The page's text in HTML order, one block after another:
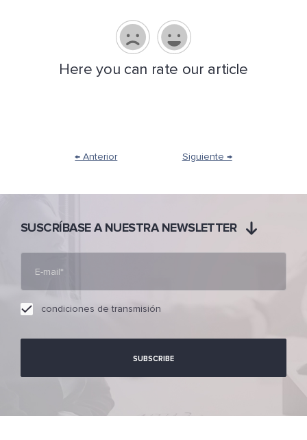
Here you can rate our article
← Anterior Siguiente →
SUSCRÍBASE A NUESTRA NEWSLETTER
condiciones de transmisión